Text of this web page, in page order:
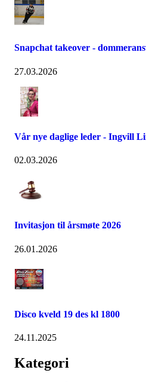
Snapchat takeover -
27.03.2026
Vår nye daglige leder - Ingvill
02.03.2026
Invitasjon til årsmøte 2026
26.01.2026
Disco kveld 19 des kl 1800
24.11.2025
Kategori